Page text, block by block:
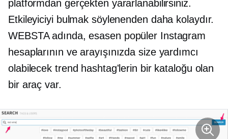
platformdan gerçekten yararlanabilirsiniz.
Etkileyiciyi bulmak söylenenden daha kolaydır.
WEBSTA adında, esasen popüler Instagram
hesaplarının ve arayışınızda size yardımcı
olabilecek trend hashtag'lerin bir kataloğu olan
bir araç var.